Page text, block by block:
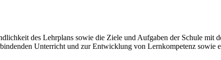
des Lehrplans sowie die Ziele und Aufgaben der Schule mit
Unterricht und zur Entwicklung von Lernkompetenz sowie